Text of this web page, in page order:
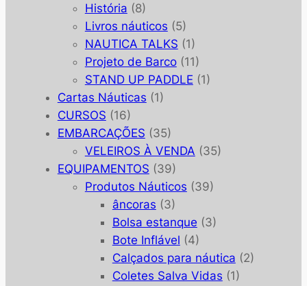
História (8)
Livros náuticos (5)
NAUTICA TALKS (1)
Projeto de Barco(11)
STAND UP PADDLE (1)
Cartas Náuticas (1)
CURSOS (16)
EMBARCAÇÕES (35)
VELEIROS À VENDA (35)
EQUIPAMENTOS (39)
Produtos Náuticos (39)
âncoras (3)
Bolsa estanque (3)
Bote Inflável (4)
Calçados para náutica (2)
Coletes Salva Vidas (1)